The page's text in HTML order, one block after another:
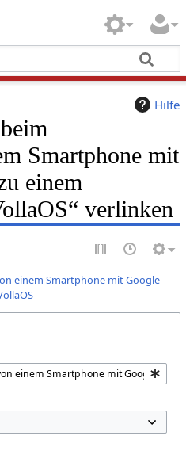
Hilfe
Smartphone mit
einem
verlinken
einem Smartphone mit Google